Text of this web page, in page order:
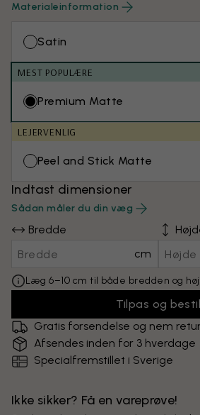
Materialeinformation
Satin
MEST POPULÆRE
Premium Matte
LEJERVENLIG
Peel and Stick Matte
Indtast dimensioner
Sådan måler du din væg
Bredde
cm
Læg 6–10 cm til både bredden og
Tilpas og bestil
Gratis forsendelse og nem
Afsendes inden for 3 hverdage
Specialfremstillet i Sverige
Ikke sikker? Få en vareprøve!